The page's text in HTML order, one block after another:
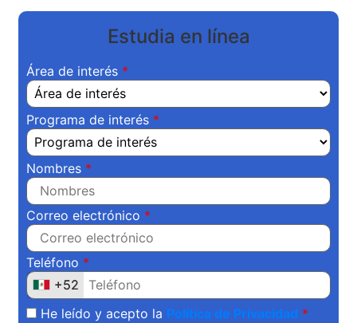
Estudia en línea
Área de interés
Programa de interés
Nombres
Correo electrónico
Teléfono
+52
+52
He leído y acepto la Política de Privacidad